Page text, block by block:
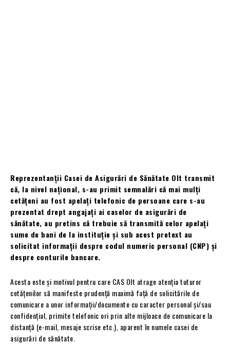
Reprezentanții Casei de Asigurări de Sănătate Olt transmit
că, la nivel național, s-au primit semnalări că mai mulți
cetățeni au fost apelați telefonic de persoane care s-au
prezentat drept angajați ai caselor de asigurări de
sănătate, au pretins că trebuie să transmită celor apelați
sume de bani de la instituție și sub acest pretext au
solicitat informații despre codul numeric personal (CNP) și
despre conturile bancare.
Acesta este și motivul pentru care CAS Olt atrage atenția tuturor
cetățenilor să manifeste prudență maximă față de solicitările de
comunicare a unor informații/documente cu caracter personal și/sau
confidențial, primite telefonic ori prin alte mijloace de comunicare la
distanță (e-mail, mesaje scrise etc.), aparent în numele casei de
asigurări de sănătate.